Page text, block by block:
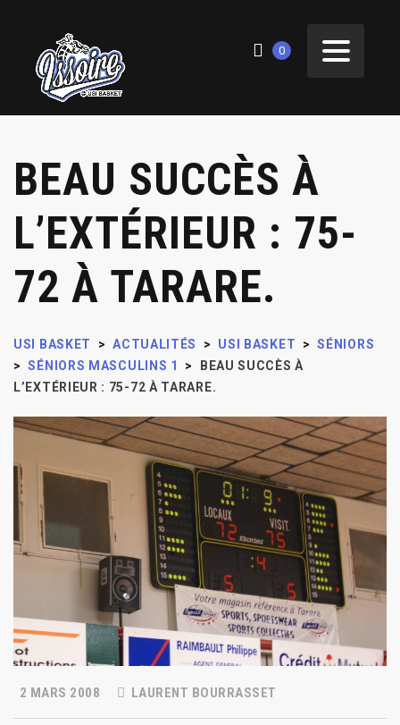
0
BEAU SUCCÈS À
L’EXTÉRIEUR : 75-
72 À TARARE.
USI BASKET > ACTUALITÉS > USI BASKET > SÉNIORS
> SÉNIORS MASCULINS 1 >
BEAU SUCCÈS À
L’EXTÉRIEUR : 75-72 À TARARE.
2 MARS 2008 LAURENT BOURRASSET